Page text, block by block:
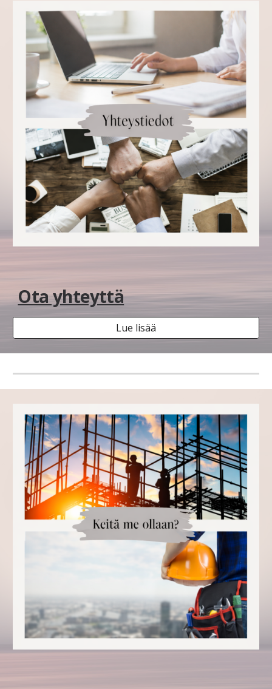
Ota yhteyttä
Lue lisää